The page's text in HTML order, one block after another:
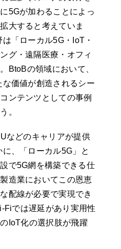
5Gが加わることによっ
大すると考えていま
「ローカル5G・IoT・
グ・遠隔医療・オフィ
BtoBの領域において、
な価値が創造されるシー
ンテンツとしての事例
。
などのキャリアが提供
、「ローカル5G」と
で5G網を構築できる仕
造業においてこの恩恵
配線が必要で実現でき
Fiでは遅延があり実用性
IoT化の選択肢が飛躍